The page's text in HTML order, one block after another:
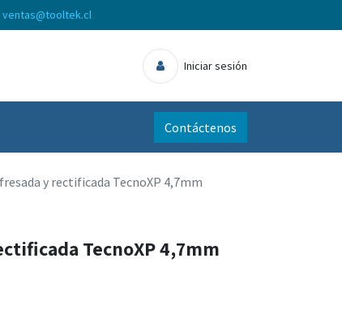
ventas@tooltek.cl
Iniciar sesión
Contáctenos
y rectificada TecnoXP 4,7mm
TecnoXP 4,7mm